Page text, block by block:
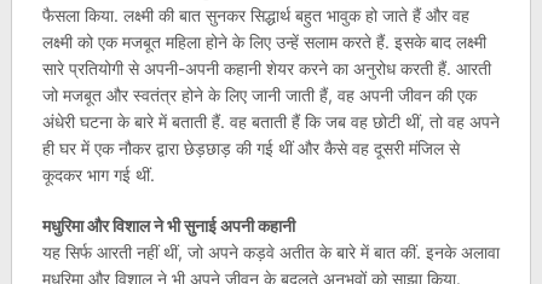
फैसला किया. लक्ष्मी की बात सुनकर सिद्धार्थ बहुत भावुक हो जाते हैं और वह
लक्ष्मी को एक मजबूत महिला होने के लिए उन्हें सलाम करते हैं. इसके बाद लक्ष्मी
सारे प्रतियोगी से अपनी-अपनी कहानी शेयर करने का अनुरोध करती हैं. आरती
जो मजबूत और स्वतंत्र होने के लिए जानी जाती हैं, वह अपनी जीवन की एक
अंधेरी घटना के बारे में बताती हैं. वह बताती हैं कि जब वह छोटी थीं, तो वह अपने
ही घर में एक नौकर द्वारा छेड़छाड़ की गई थीं और कैसे वह दूसरी मंजिल से
कूदकर भाग गई थीं.
मधुरिमा और विशाल ने भी सुनाई अपनी कहानी
यह सिर्फ आरती नहीं थीं, जो अपने कड़वे अतीत के बारे में बात कीं. इनके अलावा
मधुरिमा और विशाल ने भी अपने जीवन के बदलते अनुभवों को साझा किया.